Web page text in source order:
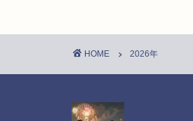
HOME 2026年